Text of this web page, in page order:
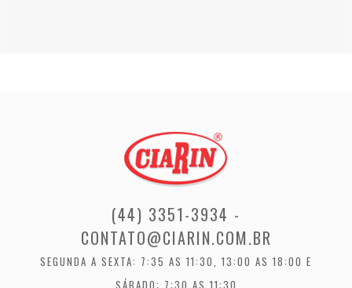
(44) 3351-3934 -
CONTATO@CIARIN.COM.BR
SEGUNDA A SEXTA: 7:35 AS 11:30, 13:00 AS 18:00 E
SÁBADO: 7:30 AS 11:30